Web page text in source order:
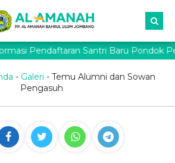
Pendaftaran Santri Baru Pondok
- Galeri - Temu Alumni dan Sowan
Pengasuh